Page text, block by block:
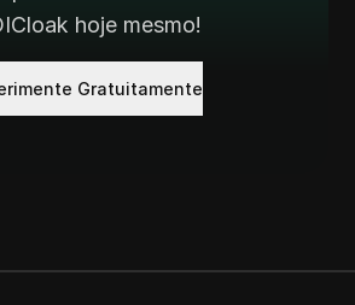
hoje mesmo!
Gratuitamente